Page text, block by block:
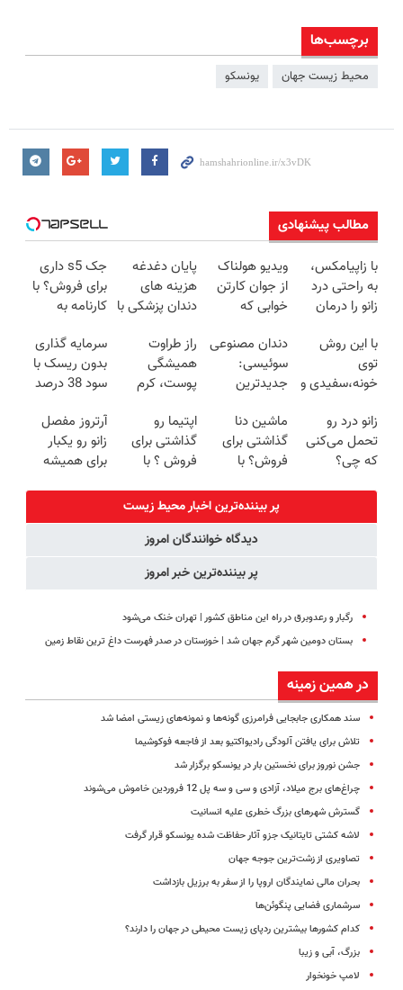
برچسب‌ها
محیط زیست جهان یونسکو
مطالب پیشنهادی
با زاپیامکس،
به راحتی درد
زانو را درمان
ویدیو هولناک
از جوان کارتن
خوابی که
آموزش رایگان
پایان دغدغه
هزینه های
دندان پزشکی با
کننده خانگی
جک s5 داری
برای فروش؟ با
کارنامه به
بفروش!
با این روش
توی
خونه،سفیدی و
برگردون
(40%off)
دندان مصنوعی
سوئیسی:
جدیدترین
سبک و مقاوم |
پرداخت قسطی
راز طراوت
همیشگی
پوست، کرم
با 45%تخفیف
سرمایه گذاری
بدون ریسک با
سود 38 درصد
زانو درد رو
تحمل می‌کنی
که چی؟
ماشین دنا
گذاشتی برای
فروش؟ با
بفروش
اپتیما رو
گذاشتی برای
فروش ؟ با
و سریع
بفروشش
آرتروز مفصل
زانو رو یکبار
برای همیشه
پر بیننده‌ترین اخبار محیط زیست
دیدگاه خوانندگان امروز
پر بیننده‌ترین خبر امروز
رگبار و رعدوبرق در راه این مناطق کشور | تهران خنک می‌شود
بستان دومین شهر گرم جهان شد | خوزستان در صدر فهرست داغ‌ ترین نقاط زمین
در همین زمینه
سند همکاری جابجایی فرامرزی گونه‌ها و نمونه‌های زیستی امضا شد
تلاش‌ برای یافتن آلودگی رادیواکتیو بعد از فاجعه‌ فوکوشیما
جشن نوروز برای نخستین بار در یونسکو برگزار شد
چراغ‌های برج میلاد، آزادی و سی و سه پل 12 فروردین خاموش می‌شوند
گسترش‌ شهرهای بزرگ خطری علیه انسانیت
لاشه کشتی تایتانیک جزو آثار حفاظت شده یونسکو قرار گرفت
تصاویری از زشت‌ترین جوجه جهان
بحران مالی نمایندگان اروپا را از سفر به برزیل بازداشت
سرشماری فضایی پنگوئن‌ها
کدام کشورها بیشترین ردپای زیست محیطی در جهان را دارند؟
بزرگ، آبی و زیبا
لامپ خونخوار